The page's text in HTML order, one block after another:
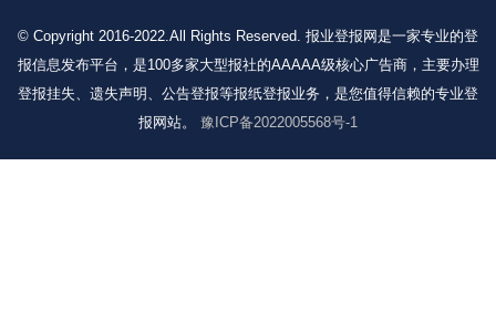
© Copyright 2016-2022.All Rights Reserved. 报业登报网是一家专业的登
报信息发布平台，是100多家大型报社的AAAAA级核心广告商，主要办理
登报挂失、遗失声明、公告登报等报纸登报业务，是您值得信赖的专业登
报网站。 豫ICP备2022005568号-1